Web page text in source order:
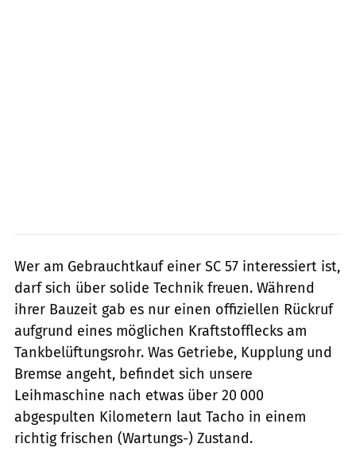
Wer am Gebrauchtkauf einer SC 57 interessiert ist,
darf sich über solide Technik freuen. Während
ihrer Bauzeit gab es nur einen offiziellen Rückruf
aufgrund eines möglichen Kraftstofflecks am
Tankbelüftungsrohr. Was Getriebe, Kupplung und
Bremse angeht, befindet sich unsere
Leihmaschine nach etwas über 20 000
abgespulten Kilometern laut Tacho in einem
richtig frischen (Wartungs-) Zustand.